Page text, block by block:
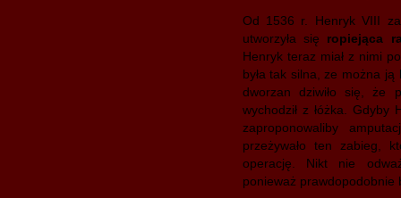
Od 1536 r. Henryk VIII
utworzyła się ropiejąca
Henryk teraz miał z nimi
była tak silna, ze można ją
dworzan dziwiło się, że
wychodził z łóżka. Gdyby
zaproponowaliby
przeżywało ten zabieg,
operację. Nikt nie
ponieważ prawdopodobnie